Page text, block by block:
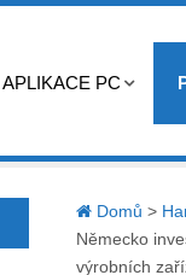
APLIKACE PC
Domů >
Německo
výrobních